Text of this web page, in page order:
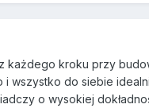
każdego kroku przy
i wszystko do siebie
o wysokiej